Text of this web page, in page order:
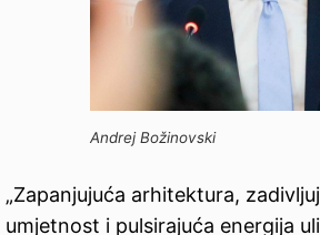
Andrej Božinovski
„Zapanjujuća arhitektura,
umjetnost i pulsirajuća energija